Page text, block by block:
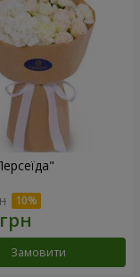
Замовити